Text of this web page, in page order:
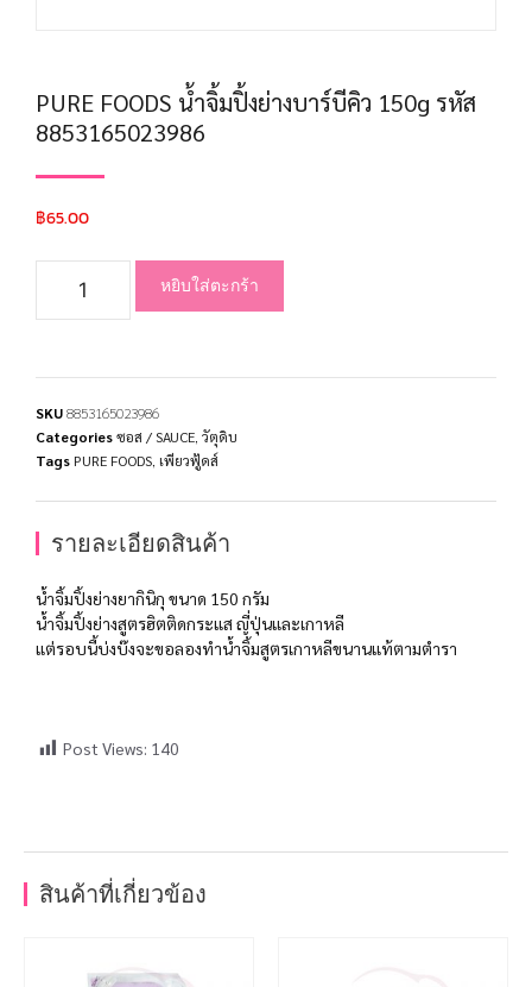
PURE FOODS น้ำจิ้มปิ้งย่างบาร์บีคิว 150g รหัส
8853165023986
฿65.00
หยิบใส่ตะกร้า
SKU8853165023986
Categoriesซอส / SAUCE วัตุดิบ
Tags PURE FOODS เพียวฟู้ดส์
รายละเอียดสินค้า
น้ำจิ้มปิ้งย่างยากินิกุ ขนาด 150 กรัม
น้ำจิ้มปิ้งย่างสูตรฮิตติดกระแส ญี่ปุ่นและเกาหลี
แต่รอบนี้บ่งบ๊งจะขอลองทำน้ำจิ้มสูตรเกาหลีขนานแท้ตามตำรา
Post Views: 140
สินค้าที่เกี่ยวข้อง